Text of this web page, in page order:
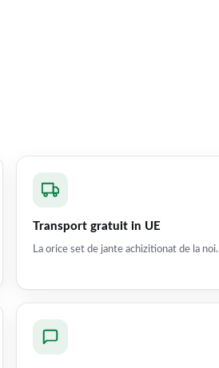
Transport gratuit in UE
La orice set de jante achizitionat de la noi.